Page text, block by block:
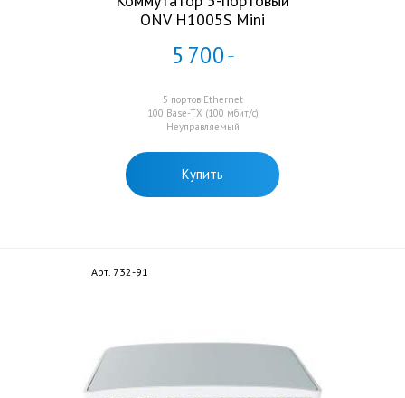
ONV H1005S Mini
5 700 Т
5 портов Ethernet
100 Base-TX (100 мбит/с)
Неуправляемый
Купить
Арт. 732-91